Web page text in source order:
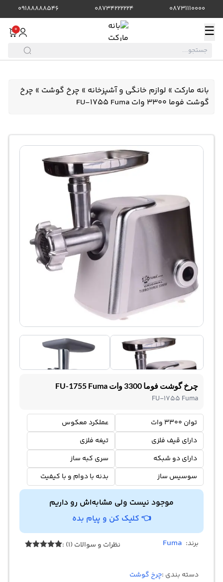
08731110000
08734222224
09188888546
☰
0
بانه مارکت » لوازم خانگی و آشپزخانه » چرخ گوشت » چرخ
گوشت فوما 3300 وات FU-1755 Fuma
چرخ گوشت فوما 3300 وات FU-1755 Fuma
FU-1755 Fuma
توان 3300 وات
عملکرد معکوس
دارای قیف فلزی
تیغه فلزی
دارای دو شبکه
سری کبه ساز
سوسیس ساز
بدنه با دوام و با کیفیت
موجود نیست ولی مشابه‌اش رو داریم
👈 کلیک کن و پیام بده
برند: Fuma نظرات و سوالات (1) :
دسته بندی :چرخ گوشت